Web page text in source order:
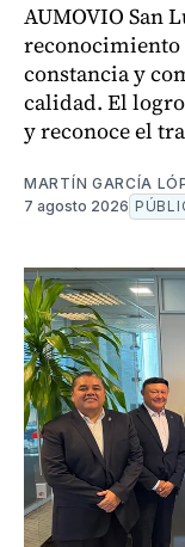
AUMOVIO San
reconocimiento
constancia y
calidad. El
y reconoce el
MARTÍN GARCÍA
7 agosto 2026